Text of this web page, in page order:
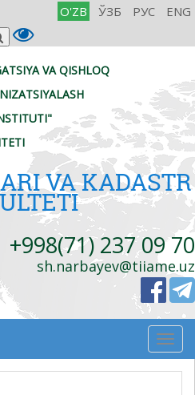
O'ZB ЎЗБ РУС ENG
VA QISHLOQ
VA KADASTR
+998(71) 237 09 70
sh.narbayev@tiiame.uz